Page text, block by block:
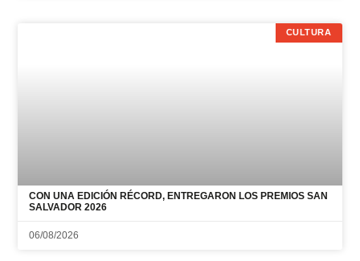
CULTURA
CON UNA EDICIÓN RÉCORD, ENTREGARON LOS PREMIOS SAN
SALVADOR 2026
06/08/2026